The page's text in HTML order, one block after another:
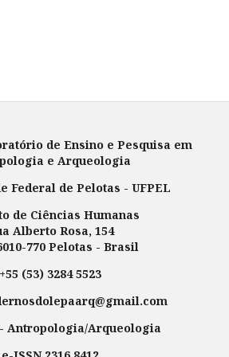
de Ensino e Pesquisa em
e Arqueologia
Federal de Pelotas - UFPEL
de Ciências Humanas
Alberto Rosa, 154
770 Pelotas - Brasil
+55 (53) 3284 5523
Antropologia/Arqueologia